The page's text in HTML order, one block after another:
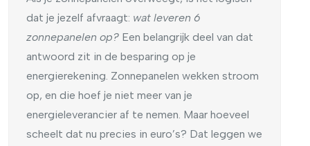
dat je jezelf afvraagt: wat leveren 6
zonnepanelen op? Een belangrijk deel van dat
antwoord zit in de besparing op je
energierekening. Zonnepanelen wekken stroom
op, en die hoef je niet meer van je
energieleverancier af te nemen. Maar hoeveel
scheelt dat nu precies in euro’s? Dat leggen we